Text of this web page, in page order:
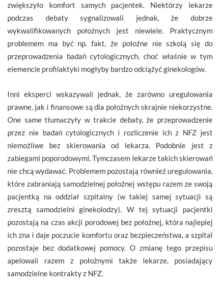
zwiększyło komfort samych pacjentek. Niektórzy lekarze
podczas debaty sygnalizowali jednak, że dobrze
wykwalifikowanych położnych jest niewiele. Praktycznym
problemem ma być np. fakt, że położne nie szkolą się do
przeprowadzenia badań cytologicznych, choć właśnie w tym
elemencie profilaktyki mogłyby bardzo odciążyć ginekologów.
Inni eksperci wskazywali jednak, że zarówno uregulowania
prawne, jak i finansowe są dla położnych skrajnie niekorzystne.
One same tłumaczyły w trakcie debaty, że przeprowadzenie
przez nie badań cytologicznych i rozliczenie ich z NFZ jest
niemożliwe bez skierowania od lekarza. Podobnie jest z
zabiegami poporodowymi. Tymczasem lekarze takich skierowań
nie chcą wydawać. Problemem pozostają również uregulowania,
które zabraniają samodzielnej położnej wstępu razem ze swoją
pacjentką na oddział szpitalny (w takiej samej sytuacji są
zresztą samodzielni ginekolodzy). W tej sytuacji pacjentki
pozostają na czas akcji porodowej bez położnej, która najlepiej
ich zna i daje poczucie komfortu oraz bezpieczeństwa, a szpital
pozostaje bez dodatkowej pomocy. O zmianę tego przepisu
apelowali razem z położnymi także lekarze, posiadający
samodzielne kontrakty z NFZ.